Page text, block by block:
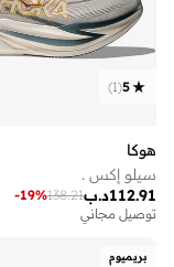
5
(
1
)
هوكا
سيلو إكس .
د.ب112.91
138.21
-19%
توصيل مجاني
بريميوم